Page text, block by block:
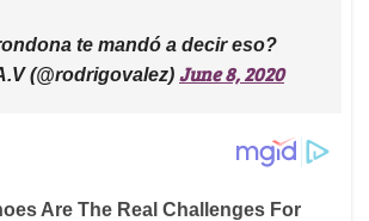
te mandó a decir eso?
(@rodrigovalez) June 8, 2020